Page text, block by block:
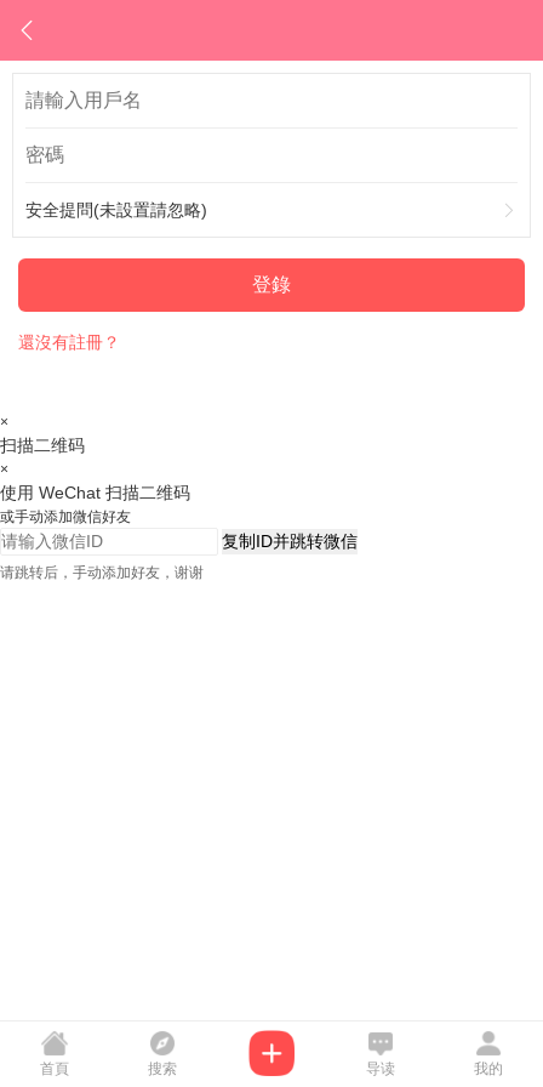
安全提問(未設置請忽略)
登錄
還沒有註冊？
×
扫描二维码
×
使用 WeChat 扫描二维码
或手动添加微信好友
复制ID并跳转微信
请跳转后，手动添加好友，谢谢
首頁 搜索 导读 我的